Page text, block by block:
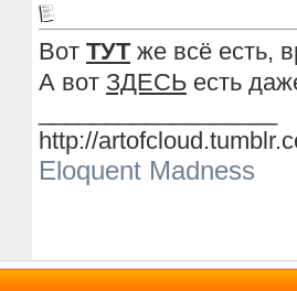
Вот ТУТ же всё есть,
А вот ЗДЕСЬ есть
http://
Eloquent Madness